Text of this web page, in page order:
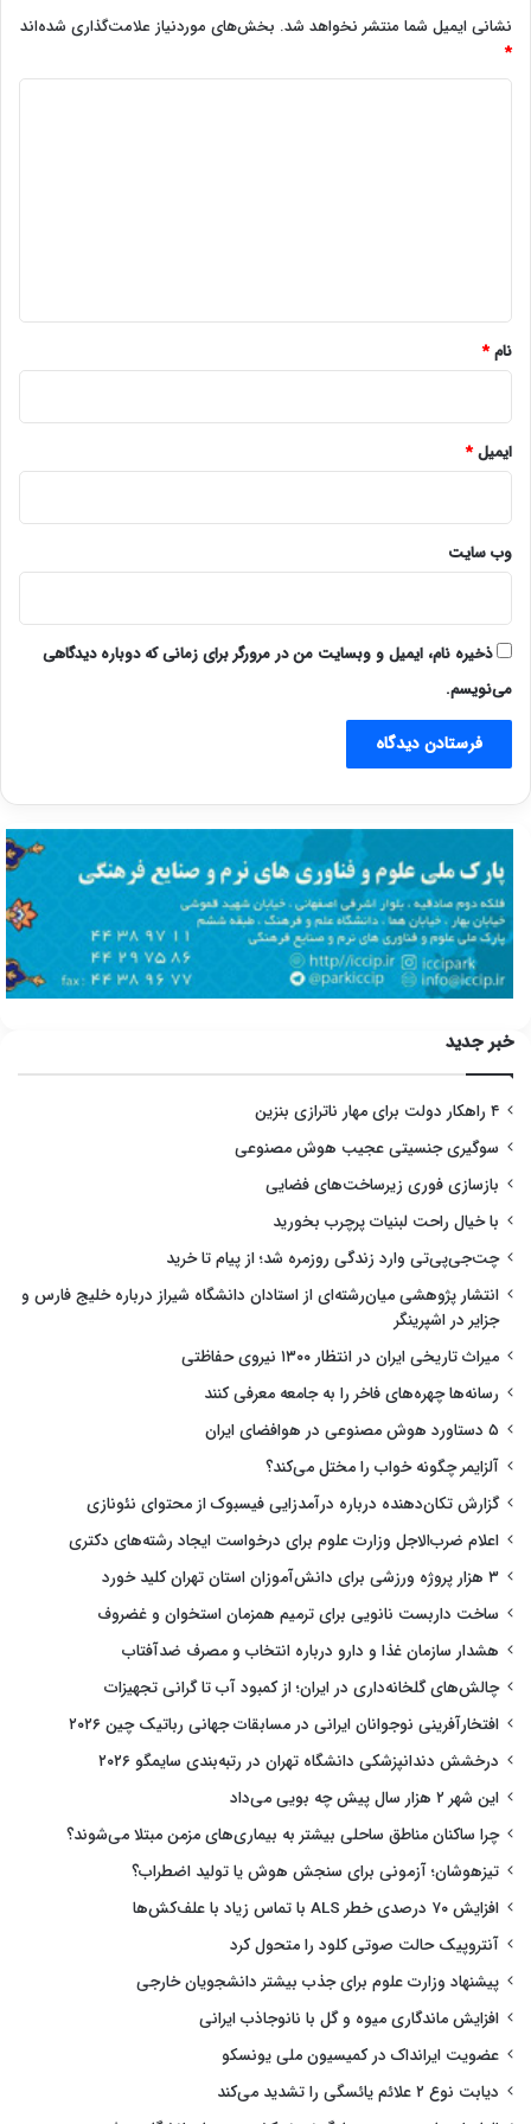
نشانی ایمیل شما منتشر نخواهد شد. بخش‌های موردنیاز علامت‌گذاری شده‌اند
*
نام*
ایمیل*
وب‌ سایت
ذخیره نام، ایمیل و وبسایت من در مرورگر برای زمانی که دوباره دیدگاهی
می‌نویسم.
خبر جدید
۴ راهکار دولت برای مهار ناترازی بنزین
سوگیری جنسیتی عجیب هوش مصنوعی
بازسازی فوری زیرساخت‌های فضایی
با خیال راحت لبنیات پرچرب بخورید
چت‌جی‌پی‌تی وارد زندگی روزمره شد؛ از پیام تا خرید
انتشار پژوهشی میان‌رشته‌ای از استادان دانشگاه شیراز درباره خلیج فارس و
جزایر در اشپرینگر
میراث تاریخی ایران در انتظار ۱۳۰۰ نیروی حفاظتی
رسانه‌ها چهره‌های فاخر را به جامعه معرفی کنند
۵ دستاورد هوش مصنوعی در هوافضای ایران
آلزایمر چگونه خواب را مختل می‌کند؟
گزارش تکان‌دهنده درباره درآمدزایی فیسبوک از محتوای نئونازی
اعلام ضرب‌الاجل وزارت علوم برای درخواست ایجاد رشته‌های دکتری
۳ هزار پروژه ورزشی برای دانش‌آموزان استان تهران کلید خورد
ساخت داربست نانویی برای ترمیم همزمان استخوان و غضروف
هشدار سازمان غذا و دارو درباره انتخاب و مصرف ضدآفتاب
چالش‌های گلخانه‌داری در ایران؛ از کمبود آب تا گرانی تجهیزات
افتخارآفرینی نوجوانان ایرانی در مسابقات جهانی رباتیک چین ۲۰۲۶
درخشش دندانپزشکی دانشگاه تهران در رتبه‌بندی سایمگو ۲۰۲۶
این شهر ۲ هزار سال پیش چه بویی می‌داد
چرا ساکنان مناطق ساحلی بیشتر به بیماری‌های مزمن مبتلا می‌شوند؟
تیزهوشان؛ آزمونی برای سنجش هوش یا تولید اضطراب؟
افزایش ۷۰ درصدی خطر ALS با تماس زیاد با علف‌کش‌ها
آنتروپیک حالت صوتی کلود را متحول کرد
پیشنهاد وزارت علوم برای جذب بیشتر دانشجویان خارجی
افزایش ماندگاری میوه و گل با نانوجاذب ایرانی
عضویت ایرانداک در کمیسیون ملی یونسکو
دیابت نوع ۲ علائم یائسگی را تشدید می‌کند